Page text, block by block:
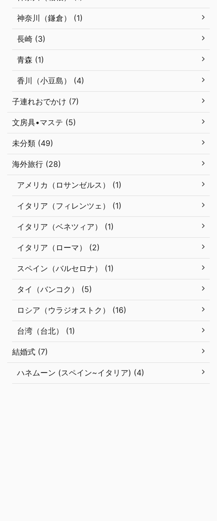
神奈川（鎌倉） (1)
長崎 (3)
青森 (1)
香川（小豆島） (4)
子連れおでかけ (7)
文房具•マステ (5)
未分類 (49)
海外旅行 (28)
アメリカ（ロサンゼルス） (1)
イタリア（フィレンツェ） (1)
イタリア（ベネツィア） (1)
イタリア（ローマ） (2)
スペイン（バルセロナ） (1)
タイ（バンコク） (5)
ロシア（ウラジオストク） (16)
台湾（台北） (1)
結婚式 (7)
ハネムーン (スペイン~イタリア) (4)